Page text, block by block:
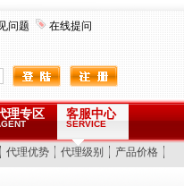
问题 在线提问
理专区 客服中心
SERVICE
代理优势 代理级别 产品价格